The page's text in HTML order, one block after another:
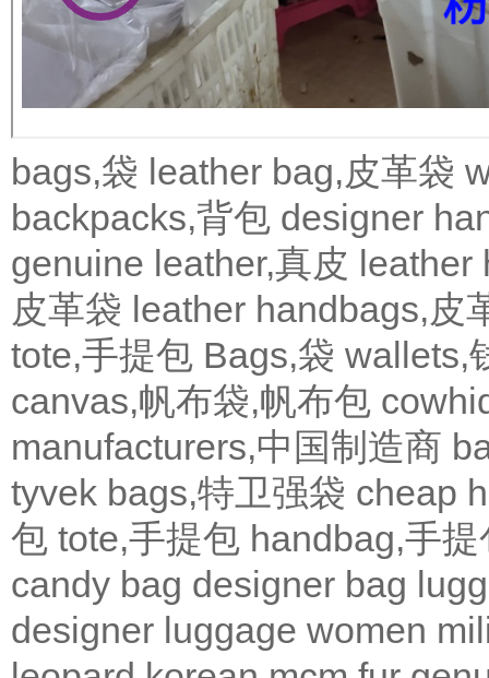
bags,袋 leather bag,皮革袋
backpacks,背包 designer
genuine leather,真皮 leather
皮革袋 leather handbags,皮
tote,手提包 Bags,袋 wallets,
canvas,帆布袋,帆布包
manufacturers,中国制造商
tyvek bags,特卫强袋 cheap
包 tote,手提包 handbag,手提
candy bag designer bag
designer luggage women